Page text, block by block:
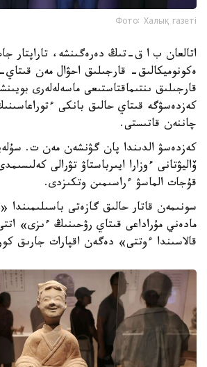
Фото: Халық газеті
اتالعان ب ا ق-تىڭ دەرەگىنشە، تاراپتار
ەكونوميكالىق- قارجىلىق احۋال مەن
قارجىلىق ىنتىماقتاستىعى ماسەلەلەرى
كەزدەسۋگە قىتاي حالىق بانكى
چاننەن قاتىستى.
كەزدەسۋ الدىندا پان گۋنشەن مەن ت.
ۆاليۋتانى ءوزارا ايىرباستاۋ تۋرالى
قۇجات الماسۋ ءراسىمىن وتكىزدى.
سونىمەن قاتار حالىق گازەتى
مادەني مۇراداعى قىتاي رۋحىنىڭ ءىزى»
قالاسىندا ءوتتى» دەگەن اقپارات جارىق